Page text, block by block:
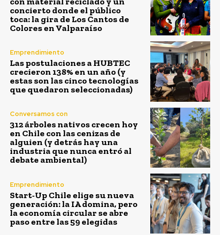
concierto donde el público
toca: la gira de Los Cantos de
Colores en Valparaíso
Emprendimiento
Las postulaciones a HUBTEC
crecieron 138% en un año (y
estas son las cinco tecnologías
que quedaron seleccionadas)
Conversamos con
312 árboles nativos crecen hoy
en Chile con las cenizas de
alguien (y detrás hay una
industria que nunca entró al
debate ambiental)
Emprendimiento
Start-Up Chile elige su nueva
generación: la IA domina, pero
la economía circular se abre
paso entre las 59 elegidas